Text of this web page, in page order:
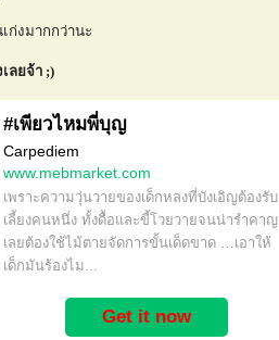
ก่งมากกว่านะ
ลยจ้า ;)
#เพียวไหมพี่บุญ
Carpediem
www.mebmarket.com
เพราะความวุ่นวายของเด็กหลงที่บังเอิญต้องรับ
เลี้ยงคนหนึ่ง ทั้งดื้อและขี้โวยวายจนน่ารำคาญ
เลยต้องใช้ไม้ตายจัดการขั้นเด็ดขาด …เอาให้
เด็กมันร้องไม...
Get it now